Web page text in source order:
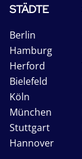
STÄDTE
Berlin
Hamburg
Herford
Bielefeld
Köln
München
Stuttgart
Hannover